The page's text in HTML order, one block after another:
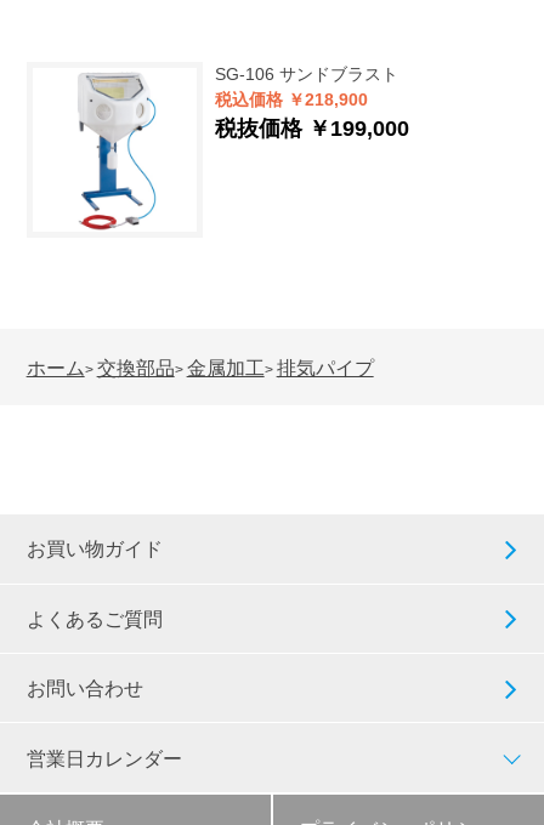
SG-106 サンドブラスト
税込価格 ￥218,900
税抜価格 ￥199,000
ホーム> 交換部品> 金属加工> 排気パイプ
お買い物ガイド
よくあるご質問
お問い合わせ
営業日カレンダー